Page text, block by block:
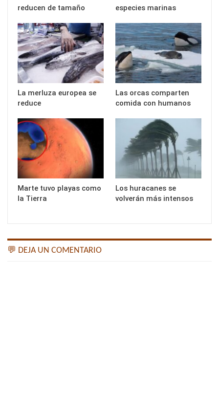
reducen de tamaño
especies marinas
La merluza europea se
reduce
Las orcas comparten
comida con humanos
Marte tuvo playas como
la Tierra
Los huracanes se
volverán más intensos
💬 DEJA UN COMENTARIO